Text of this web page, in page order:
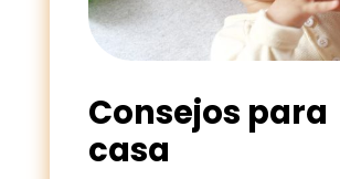
Consejos para
casa